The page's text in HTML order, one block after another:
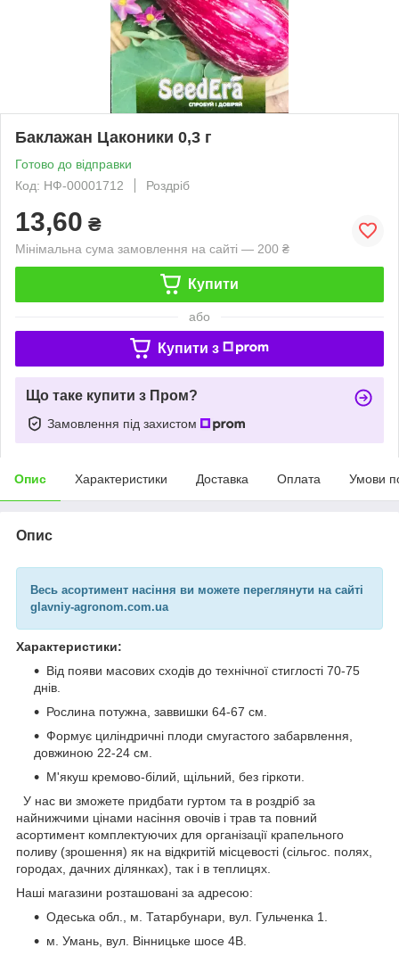
Баклажан Цаконики 0,3 г
Готово до відправки
Код: НФ-00001712
Роздріб
13,60 ₴
Мінімальна сума замовлення на сайті — 200 ₴
Купити
або
Купити з
Що таке купити з Пром?
Замовлення під захистом
Опис Характеристики Доставка Оплата Умови
Опис
Весь асортимент насіння ви можете переглянути на сайті
glavniy-agronom.com.ua
Характеристики:
Від появи масових сходів до технічної стиглості 70-75
днів.
Рослина потужна, заввишки 64-67 см.
Формує циліндричні плоди смугастого забарвлення,
довжиною 22-24 см.
М'якуш кремово-білий, щільний, без гіркоти.
У нас ви зможете придбати гуртом та в роздріб за
найнижчими цінами насіння овочів і трав та повний
асортимент комплектуючих для організації крапельного
поливу (зрошення) як на відкритій місцевості (сільгос. полях,
городах, дачних ділянках), так і в теплицях.
Наші магазини розташовані за адресою:
Одеська обл., м. Татарбунари, вул. Гульченка 1.
м. Умань, вул. Вінницьке шосе 4В.